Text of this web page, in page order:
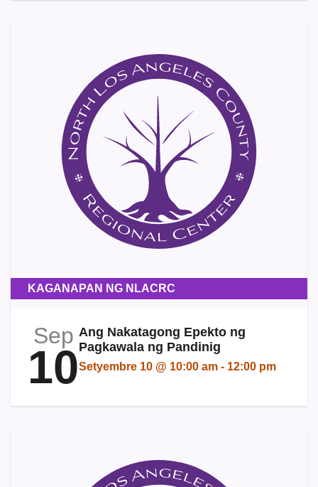
KAGANAPAN NG NLACRC
Sep
10
Ang Nakatagong Epekto ng
Pagkawala ng Pandinig
Setyembre 10 @ 10:00 am - 12:00 pm